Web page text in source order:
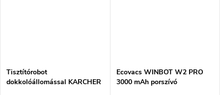
Tisztítórobot
dokkolóállomással KARCHER
Ecovacs WINBOT W2 PRO
3000 mAh porszívó